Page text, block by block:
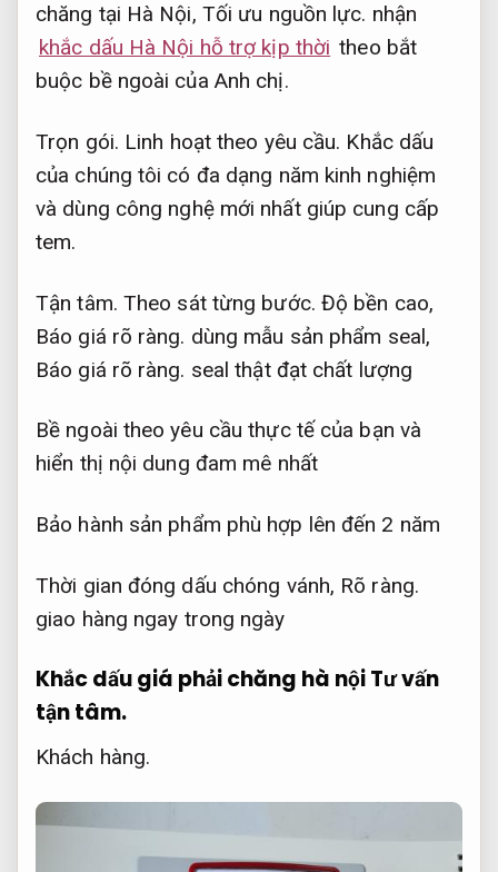
chăng tại Hà Nội, Tối ưu nguồn lực. nhận
khắc dấu Hà Nội hỗ trợ kịp thời theo bắt
buộc bề ngoài của Anh chị.
Trọn gói. Linh hoạt theo yêu cầu. Khắc dấu
của chúng tôi có đa dạng năm kinh nghiệm
và dùng công nghệ mới nhất giúp cung cấp
tem.
Tận tâm. Theo sát từng bước. Độ bền cao,
Báo giá rõ ràng. dùng mẫu sản phẩm seal,
Báo giá rõ ràng. seal thật đạt chất lượng
Bề ngoài theo yêu cầu thực tế của bạn và
hiển thị nội dung đam mê nhất
Bảo hành sản phẩm phù hợp lên đến 2 năm
Thời gian đóng dấu chóng vánh, Rõ ràng.
giao hàng ngay trong ngày
Khắc dấu giá phải chăng hà nộiTư vấn
tận tâm.
Khách hàng.